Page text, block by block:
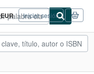
EUR
Preferencias
de
compra
del
Iniciar sesión